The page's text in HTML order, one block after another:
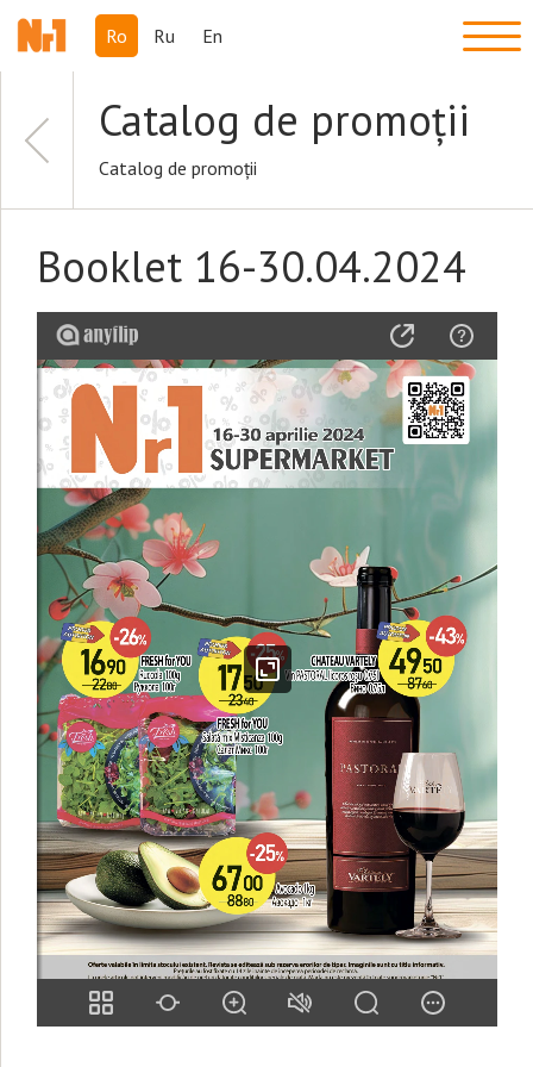
Ro Ru En
Catalog de promoții
Catalog de promoții
Booklet 16-30.04.2024